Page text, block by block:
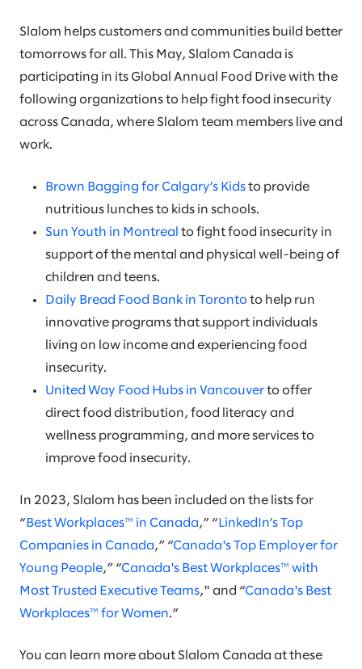
Slalom helps customers and communities build better
tomorrows for all. This May, Slalom Canada is
participating in its Global Annual Food Drive with the
following organizations to help fight food insecurity
across Canada, where Slalom team members live and
work.
Brown Bagging for Calgary’s Kids to provide
nutritious lunches to kids in schools.
Sun Youth in Montreal to fight food insecurity in
support of the mental and physical well-being of
children and teens.
Daily Bread Food Bank in Toronto to help run
innovative programs that support individuals
living on low income and experiencing food
insecurity.
United Way Food Hubs in Vancouver to offer
direct food distribution, food literacy and
wellness programming, and more services to
improve food insecurity.
In 2023, Slalom has been included on the lists for
“ Best Workplaces™ in Canada,” “ LinkedIn’s Top
Companies in Canada,” “Canada's Top Employer for
Young People,” “Canada's Best Workplaces™ with
Most Trusted Executive Teams," and “Canada's Best
Workplaces™ for Women.”
You can learn more about Slalom Canada at these